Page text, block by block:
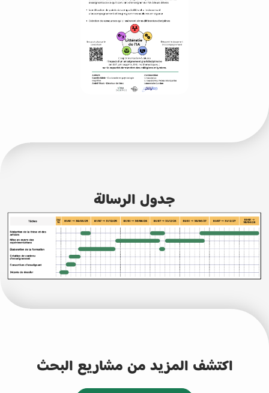
جدول الرسالة
اكتشف المزيد من مشاريع البحث